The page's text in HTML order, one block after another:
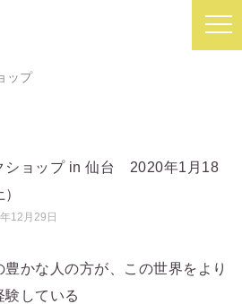
ップ
ショップ in 仙台 2020年1月18
12月29日
豊かな人の方が、この世界をより
験している